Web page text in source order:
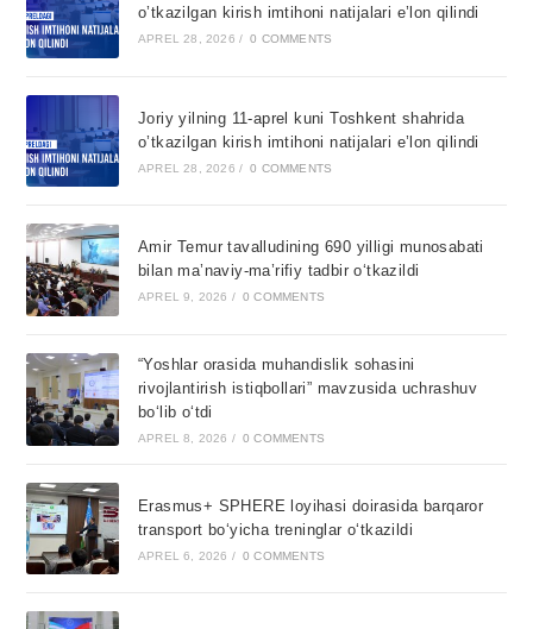
o’tkazilgan kirish imtihoni natijalari e’lon qilindi
APREL 28, 2026 / 0 COMMENTS
Joriy yilning 11-aprel kuni Toshkent shahrida
o’tkazilgan kirish imtihoni natijalari e’lon qilindi
APREL 28, 2026 / 0 COMMENTS
Amir Temur tavalludining 690 yilligi munosabati
bilan ma’naviy-ma’rifiy tadbir o‘tkazildi
APREL 9, 2026 / 0 COMMENTS
“Yoshlar orasida muhandislik sohasini
rivojlantirish istiqbollari” mavzusida uchrashuv
bo‘lib o‘tdi
APREL 8, 2026 / 0 COMMENTS
Erasmus+ SPHERE loyihasi doirasida barqaror
transport bo‘yicha treninglar o‘tkazildi
APREL 6, 2026 / 0 COMMENTS